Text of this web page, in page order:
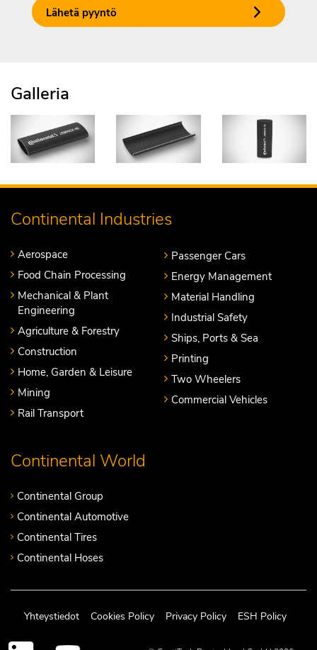
Lähetä pyyntö
Galleria
Continental Industries
Aerospace
Food Chain Processing
Mechanical & Plant
Engineering
Agriculture & Forestry
Construction
Home, Garden & Leisure
Mining
Rail Transport
Passenger Cars
Energy Management
Material Handling
Industrial Safety
Ships, Ports & Sea
Printing
Two Wheelers
Commercial Vehicles
Continental World
Continental Group
Continental Automotive
Continental Tires
Continental Hoses
Yhteystiedot Cookies Policy Privacy Policy ESH Policy